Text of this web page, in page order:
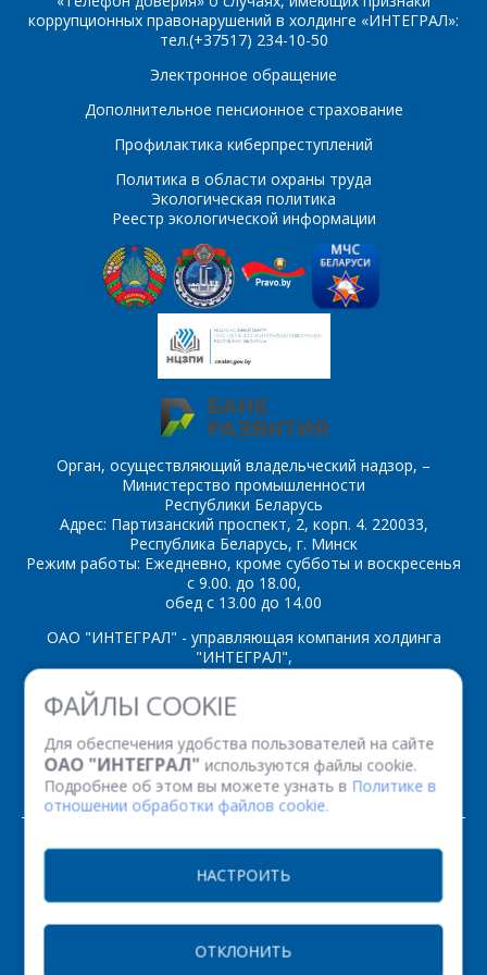
ФАЙЛЫ COOKIE
Для обеспечения удобства пользователей на сайте
ОАО "ИНТЕГРАЛ" используются файлы cookie.
Подробнее об этом вы можете узнать в Политике в
отношении обработки файлов cookie.
НАСТРОИТЬ
ОТКЛОНИТЬ
ПОИСК
коррупционных правонарушений в холдинге «ИНТЕГРАЛ»:
тел.(+37517) 234-10-50
Электронное обращение
Дополнительное пенсионное страхование
Профилактика киберпреступлений
Политика в области охраны труда
Экологическая политика
Реестр экологической информации
Орган, осуществляющий владельческий надзор, –
Министерство промышленности
Республики Беларусь
Адрес: Партизанский проспект, 2, корп. 4. 220033,
Республика Беларусь, г. Минск
Режим работы: Ежедневно, кроме субботы и воскресенья
с 9.00. до 18.00,
обед с 13.00 до 14.00
ОАО "ИНТЕГРАЛ" - управляющая компания холдинга
"ИНТЕГРАЛ",
ул. Казинца И.П., д.121А, комната 327, г. Минск, 220108,
Республика Беларусь
Факс: (+375 17) 338 12 94 УНП 100386629
Рег. номер 100386629 от 01.08.2013 г.
© 2026. Все права защищены.
Телефон*
E-mail*
Интересующий товар/
услуга, их количество
*
Комментарий
*- обязательные
поля
ОТПРАВИТЬ
услуга
Сообщение*
Я согласен на
персональных данных
*- обязательные
поля
ОТПРАВИТЬ